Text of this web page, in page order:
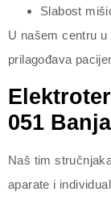
Slabost
U našem centru u
prilagođava
051
Naš tim
aparate i